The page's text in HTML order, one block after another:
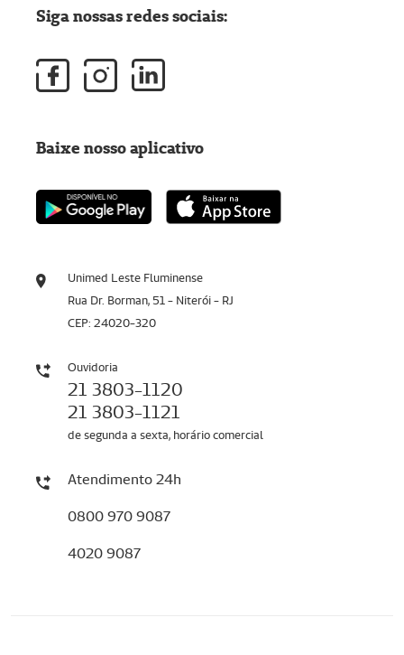
Unimed Leste Fluminense
Rua Dr. Borman, 51 - Niterói - RJ
CEP: 24020-320
Ouvidoria
21 3803-1120
21 3803-1121
de segunda a sexta, horário comercial
Atendimento 24h
0800 970 9087
4020 9087
Siga nossas redes sociais:
Baixe nosso aplicativo